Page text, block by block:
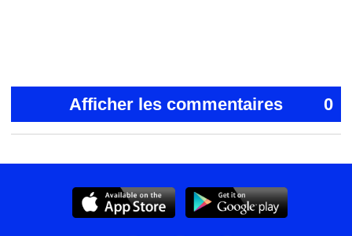
Afficher les commentaires 0